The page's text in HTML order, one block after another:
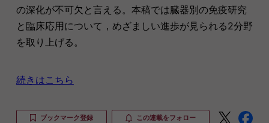
の深化が不可欠と言える。本稿では臓器別の免疫研究
と臨床応用について，めざましい進歩が見られる2分野
を取り上げる。
続きはこちら
ブックマーク登録 この連載をフォロー